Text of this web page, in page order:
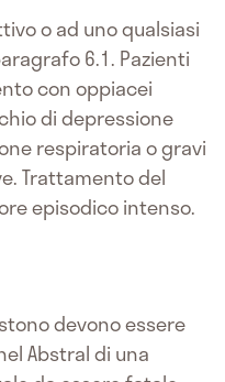
o ad uno qualsiasi
6.1. Pazienti
con oppiacei
di depressione
respiratoria o gravi
Trattamento del
episodico intenso.
devono essere
Abstral di una